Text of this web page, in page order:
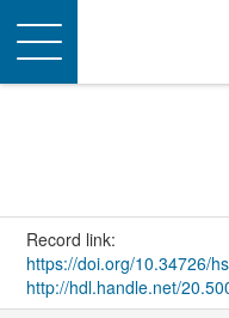
Toggle
navigation
Record link:
https://doi.org/10.34726/
http://hdl.handle.net/